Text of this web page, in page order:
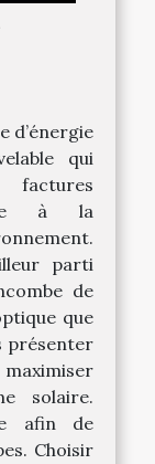
d’énergie
qui
à la
parti
de
que
présenter
solaire.
afin de
Choisir